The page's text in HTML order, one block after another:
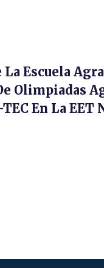
Escuela
Olimpiadas
En La EET